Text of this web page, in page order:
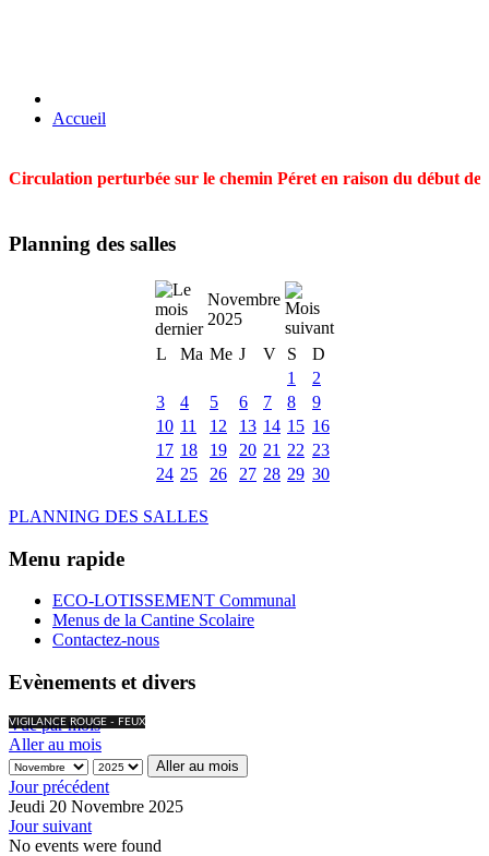
Accueil
Circulation perturbée sur le chemin Péret en raison du début
Planning des salles
Novembre
2025
L
Ma Me J V S
D
1
2
3
4 5 6 7 8
9
10 11 12 13 14 15 16
17 18 19 20 21 22 23
24 25 26 27 28 29 30
PLANNING DES SALLES
Menu rapide
ECO-LOTISSEMENT Communal
Menus de la Cantine Scolaire
Contactez-nous
Evènements et divers
VIGILANCE ROUGE - FEUX
Vue par mois
Aller au mois
Aller au mois
Jour précédent
Jeudi 20 Novembre 2025
Jour suivant
No events were found